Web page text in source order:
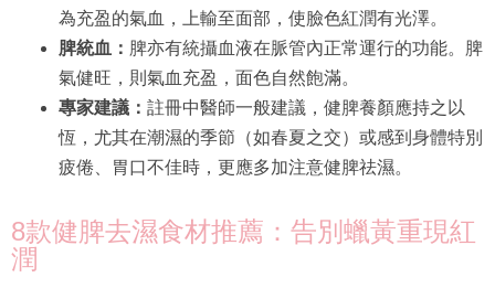
為充盈的氣血，上輸至面部，使臉色紅潤有光澤。
脾統血： 脾亦有統攝血液在脈管內正常運行的功能。脾
氣健旺，則氣血充盈，面色自然飽滿。
專家建議： 註冊中醫師一般建議，健脾養顏應持之以
恆，尤其在潮濕的季節（如春夏之交）或感到身體特別
疲倦、胃口不佳時，更應多加注意健脾祛濕。
8款健脾去濕食材推薦：告別蠟黃重現紅
潤